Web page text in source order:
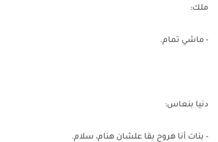
ملك:
- ماشي تمام.
دنيا بنعاس:
- بنات أنا هروح بقا علشان هنام، سلام.